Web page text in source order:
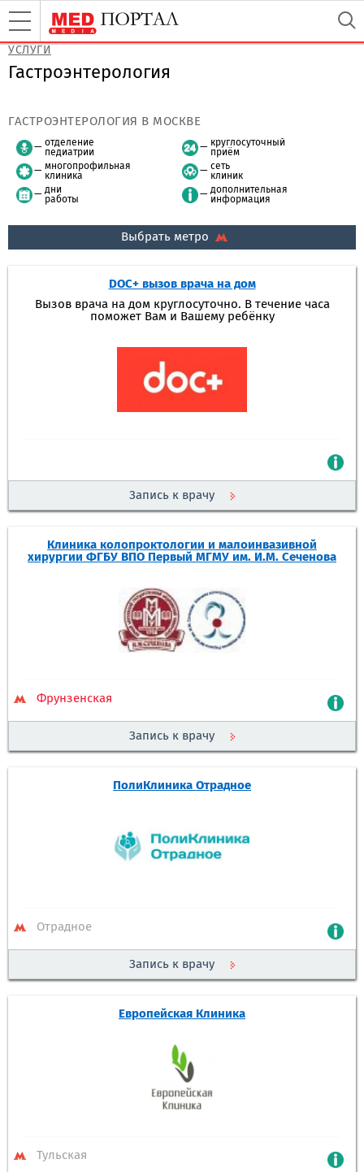
УСЛУГИ
Гастроэнтерология
ГАСТРОЭНТЕРОЛОГИЯ В МОСКВЕ
отделение
педиатрии
многопрофильная
клиника
дни
работы
круглосуточный
приём
сеть
клиник
дополнительная
информация
Выбрать метро
DOC+ вызов врача на дом
Вызов врача на дом круглосуточно. В течение часа
поможет Вам и Вашему ребёнку
Запись к врачу
Клиника колопроктологии и малоинвазивной
хирургии ФГБУ ВПО Первый МГМУ им. И.М. Сеченова
Фрунзенская
Запись к врачу
ПолиКлиника Отрадное
Отрадное
Запись к врачу
Европейская Клиника
Тульская